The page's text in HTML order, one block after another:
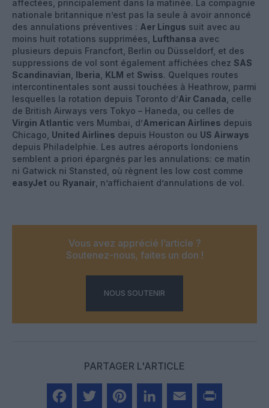
affectées, principalement dans la matinée. La compagnie
nationale britannique n’est pas la seule à avoir annoncé
des annulations préventives : Aer Lingus suit avec au
moins huit rotations supprimées, Lufthansa avec
plusieurs depuis Francfort, Berlin ou Düsseldorf, et des
suppressions de vol sont également affichées chez SAS
Scandinavian Iberia KLM et Swiss. Quelques routes
intercontinentales sont aussi touchées à Heathrow, parmi
lesquelles la rotation depuis Toronto d’Air Canada , celle
de British Airways vers Tokyo – Haneda, ou celles de
Virgin Atlantic vers Mumbai, d’American Airlines depuis
Chicago, United Airlines depuis Houston ou US Airways
depuis Philadelphie. Les autres aéroports londoniens
semblent a priori épargnés par les annulations: ce matin
ni Gatwick ni Stansted, où règnent les low cost comme
easyJet ou Ryanair , n’affichaient d’annulations de vol.
Vous avez apprécié l’article ?
Soutenez-nous, faites un don !
NOUS SOUTENIR
PARTAGER L'ARTICLE